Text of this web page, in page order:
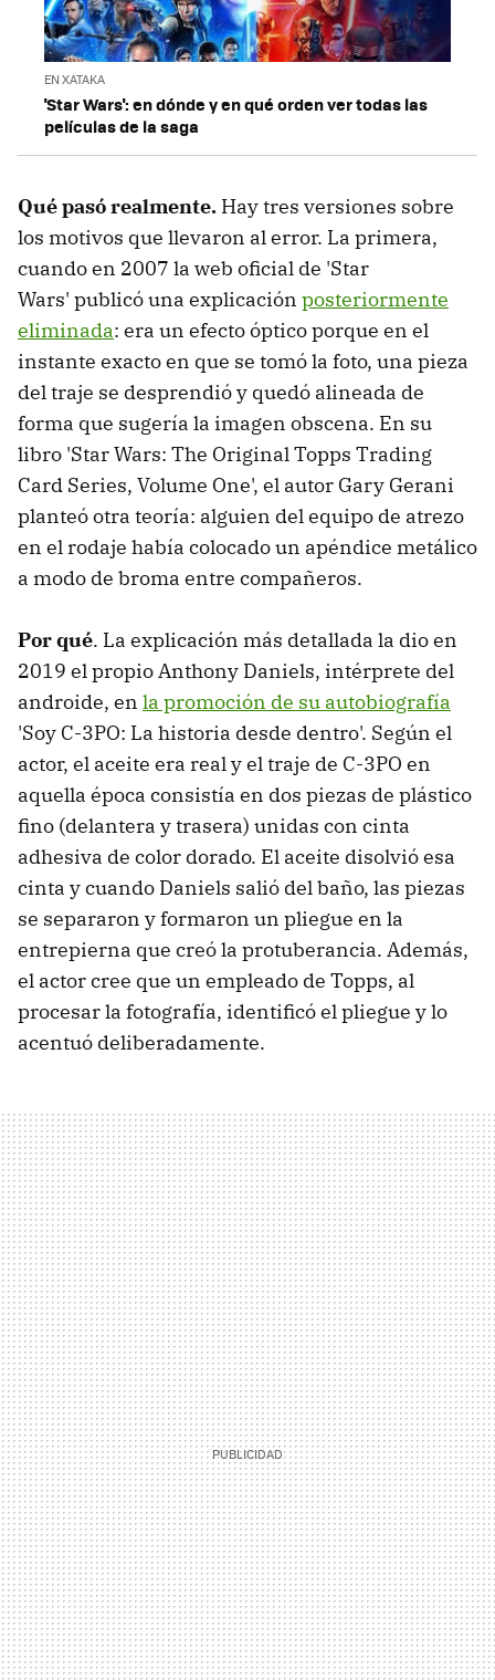
EN XATAKA
'Star Wars': en dónde y en qué orden ver todas las
películas de la saga
Qué pasórealmente. Hay tres versiones sobre
los motivos que llevaron al error. La primera,
cuando en 2007 la web oficial de 'Star
Wars' publicó una explicación posteriormente
eliminada: era un efecto óptico porque en el
instante exacto en que se tomó la foto, una pieza
del traje se desprendió y quedó alineada de
forma que sugería la imagen obscena. En su
libro 'Star Wars: The Original Topps Trading
Card Series, Volume One', el autor Gary Gerani
planteó otra teoría: alguien del equipo de atrezo
en el rodaje había colocado un apéndice metálico
a modo de broma entre compañeros.
Por qué. La explicación más detallada la dio en
2019 el propio Anthony Daniels, intérprete del
androide, en la promoción de su autobiografía
'Soy C-3PO: La historia desde dentro'. Según el
actor, el aceite era real y el traje de C-3PO en
aquella época consistía en dos piezas de plástico
fino (delantera y trasera) unidas con cinta
adhesiva de color dorado. El aceite disolvió esa
cinta y cuando Daniels salió del baño, las piezas
se separaron y formaron un pliegue en la
entrepierna que creó la protuberancia. Además,
el actor cree que un empleado de Topps, al
procesar la fotografía, identificó el pliegue y lo
acentuó deliberadamente.